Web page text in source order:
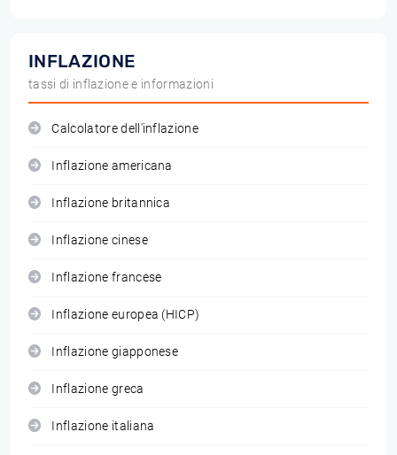
INFLAZIONE
tassi di inflazione e informazioni
Calcolatore dell'inflazione
Inflazione americana
Inflazione britannica
Inflazione cinese
Inflazione francese
Inflazione europea (HICP)
Inflazione giapponese
Inflazione greca
Inflazione italiana